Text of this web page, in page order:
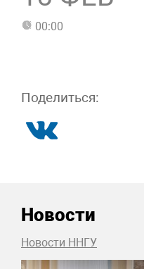
00:00
Поделиться:
Новости
Новости ННГУ